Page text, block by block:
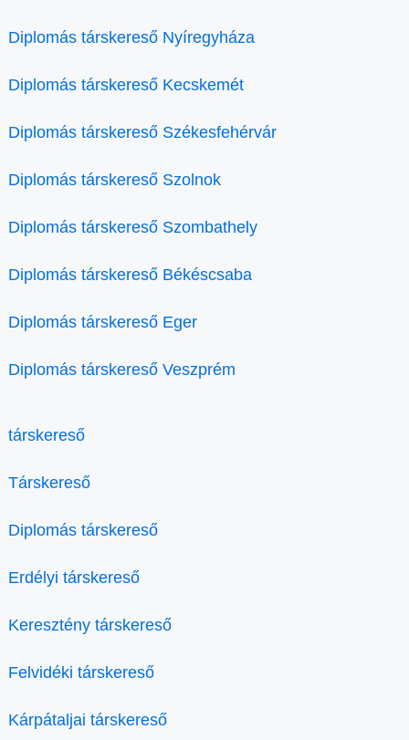
Diplomás társkereső Nyíregyháza
Diplomás társkereső Kecskemét
Diplomás társkereső Székesfehérvár
Diplomás társkereső Szolnok
Diplomás társkereső Szombathely
Diplomás társkereső Békéscsaba
Diplomás társkereső Eger
Diplomás társkereső Veszprém
társkereső
Társkereső
Diplomás társkereső
Erdélyi társkereső
Keresztény társkereső
Felvidéki társkereső
Kárpátaljai társkereső